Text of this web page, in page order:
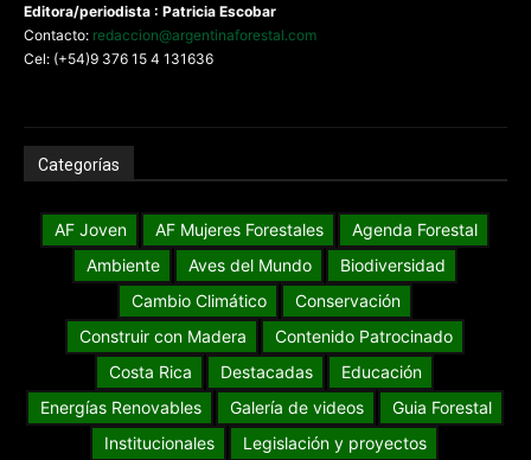
Editora/periodista : Patricia Escobar
Contacto: redaccion@argentinaforestal.com
Cel: (+54)9 376 15 4 131636
Categorías
AF Joven AF Mujeres Forestales
Agenda Forestal
Ambiente
Aves del Mundo
Biodiversidad
Cambio Climático
Conservación
Construir con Madera
Contenido Patrocinado
Costa Rica
Destacadas
Educación
Energías Renovables
Galería de videos
Guia Forestal
Institucionales
Legislación y proyectos